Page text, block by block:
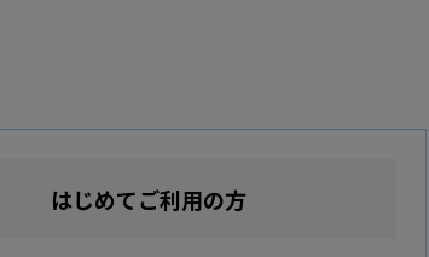
はじめてご利用の方